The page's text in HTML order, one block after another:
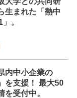
生まれた「熱中
。
内中小企業の
を支援！ 最大50
を受付中。